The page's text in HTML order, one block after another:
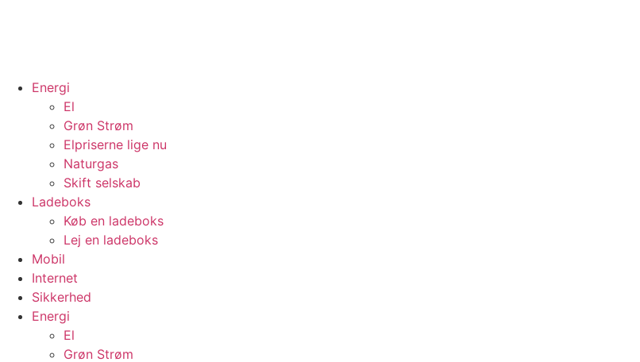
Energi
El
Grøn Strøm
Elpriserne lige nu
Naturgas
Skift selskab
Ladeboks
Køb en ladeboks
Lej en ladeboks
Mobil
Internet
Sikkerhed
Energi
El
Grøn Strøm